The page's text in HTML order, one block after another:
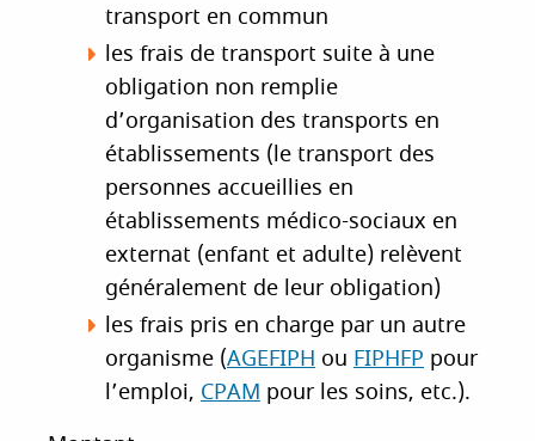
transport en commun
les frais de transport suite à une
obligation non remplie
d’organisation des transports en
établissements (le transport des
personnes accueillies en
établissements médico-sociaux en
externat (enfant et adulte) relèvent
généralement de leur obligation)
les frais pris en charge par un autre
organisme (AGEFIPH ou FIPHFP pour
l’emploi, CPAM pour les soins, etc.).